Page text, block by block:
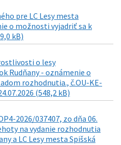
pre LC Lesy mesta
o možnosti vyjadriť sa k
kB)
o lesy
Rudňany - oznámenie o
rozhodnutia., č.OU-KE-
(548,2 kB)
2026/037407, zo dňa 06.
na vydanie rozhodnutia
a LC Lesy mesta Spišská